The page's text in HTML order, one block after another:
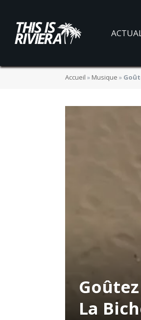
Accueil » Musique »
La